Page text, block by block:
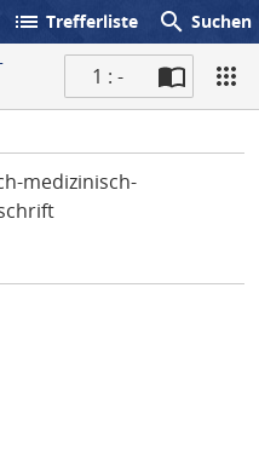
list Trefferliste search Suchen
1 : -
medizinisch-